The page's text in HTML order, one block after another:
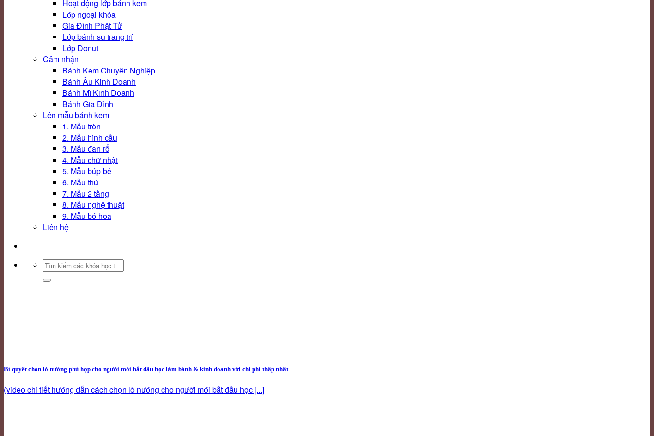
Hoạt động lớp bánh kem
Lớp ngoại khóa
Gia Đình Phật Tử
Lớp bánh su trang trí
Lớp Donut
Cảm nhận
Bánh Kem Chuyên Nghiệp
Bánh Âu Kinh Doanh
Bánh Mì Kinh Doanh
Bánh Gia Đình
Lên mẫu bánh kem
1. Mẫu tròn
2. Mẫu hình cầu
3. Mẫu đan rổ
4. Mẫu chữ nhật
5. Mẫu búp bê
6. Mẫu thú
7. Mẫu 2 tầng
8. Mẫu nghệ thuật
9. Mẫu bó hoa
Liên hệ
Search
Bí quyết chọn lò nướng phù hợp cho người mới bắt đầu học làm bánh & kinh doanh với chi phí thấp nhất
(video chi tiết hướng dẫn cách chọn lò nướng cho người mới bắt đầu học [...]